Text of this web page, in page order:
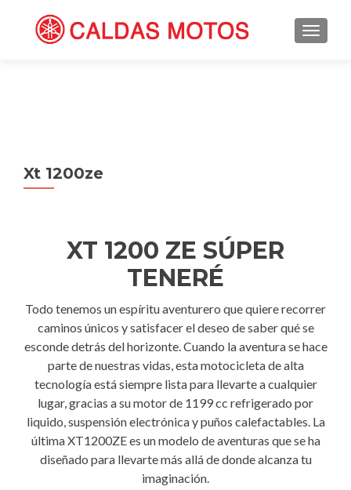
Xt 1200ze
XT 1200 ZE SÚPER
TENERÉ
Todo tenemos un espíritu aventurero que quiere recorrer
caminos únicos y satisfacer el deseo de saber qué se
esconde detrás del horizonte. Cuando la aventura se hace
parte de nuestras vidas, esta motocicleta de alta
tecnología está siempre lista para llevarte a cualquier
lugar, gracias a su motor de 1199 cc refrigerado por
liquido, suspensión electrónica y puños calefactables. La
última XT1200ZE es un modelo de aventuras que se ha
diseñado para llevarte más allá de donde alcanza tu
imaginación.